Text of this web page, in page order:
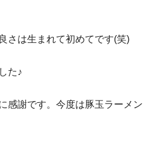
さは生まれて初めてです(笑)
た♪
感謝です。今度は豚玉ラーメン